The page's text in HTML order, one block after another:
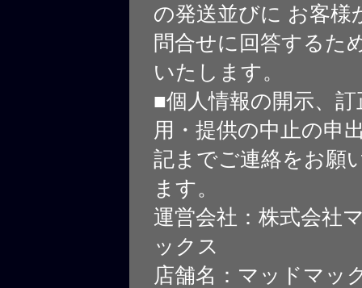
の発送並びに お客様
問合せに回答するた
いたします。
■個人情報の開示、
用・提供の中止の申
記までご連絡をお願
ます。
運営会社：株式会社
ックス
店舗名：マッドマッ